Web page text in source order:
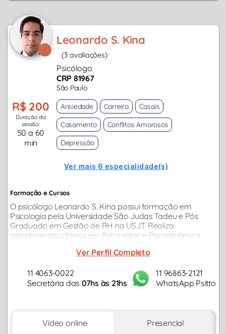
Leonardo S. Kina
(3 avaliações)
Psicólogo
CRP 81967
São Paulo
R$ 200
Duração da
sessão:
50 a 60
min
Ansiedade Carreira
Casais
Casamento
Conflitos Amorosos
Depressão
Ver mais 6 especialidade(s)
Formação e Cursos
O psicólogo Leonardo S. Kina possui formação em
Psicologia pela Universidade São Judas Tadeu e Pós
Graduado em Gestão de RH na USJT. Realiza
atendimentos clínicos em Psicanálise e Psicodinâmica
demandas como ansiedade, burnout, depressão,
Ver Perfil Completo
11 4063-0022
Secretária das 07hs às 21hs
11 96863-2121
WhatsApp Psitto
Vídeo online Presencial